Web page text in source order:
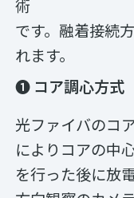
術
です。融着接続
れます。
❶ コア調心方式
光ファイバのコ
によりコアの中
を行った後に放